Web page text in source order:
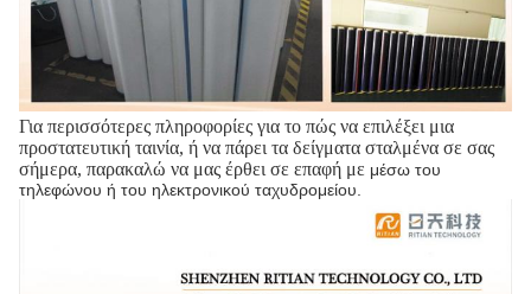
Για περισσότερες πληροφορίες για το πώς να επιλέξει μια
προστατευτική ταινία, ή να πάρει τα δείγματα σταλμένα σε σας
σήμερα, παρακαλώ να μας έρθει σε επαφή με μέσω του
τηλεφώνου ή του ηλεκτρονικού ταχυδρομείου.